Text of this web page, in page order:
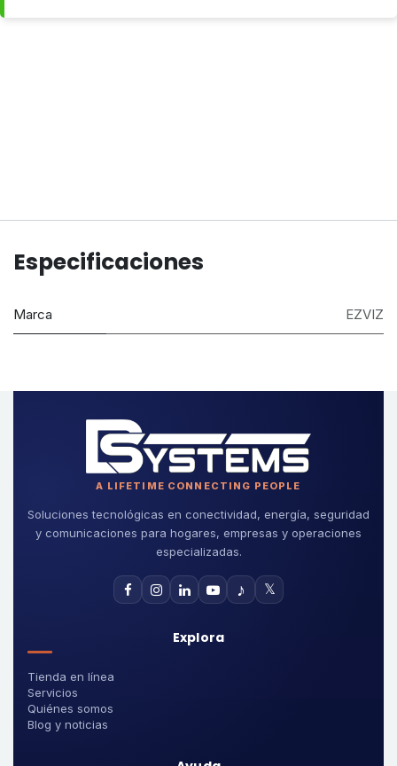
Especificaciones
Marca EZVIZ
A LIFETIME CONNECTING PEOPLE
Soluciones tecnológicas en conectividad, energía, seguridad
y comunicaciones para hogares, empresas y operaciones
especializadas.
♪ 𝕏
Explora
Tienda en línea
Servicios
Quiénes somos
Blog y noticias